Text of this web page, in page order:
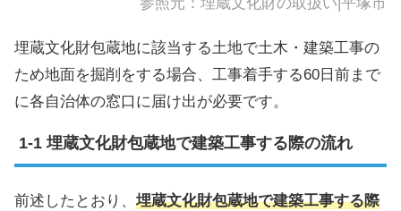
参照元： 埋蔵文化財の取扱い|平塚市
埋蔵文化財包蔵地に該当する土地で土木・建築工事の
ため地面を掘削をする場合、工事着手する60日前まで
に各自治体の窓口に届け出が必要です。
埋蔵文化財包蔵地で建築工事する際の流れ
前述したとおり、 埋蔵文化財包蔵地で建築工事する際